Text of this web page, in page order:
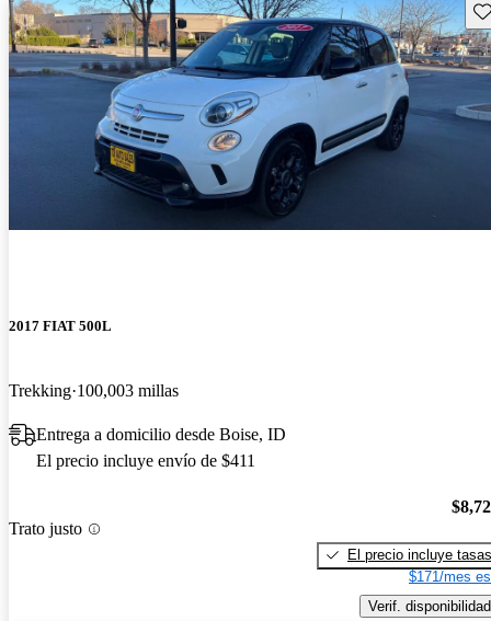
2017 FIAT 500L
Trekking 100,003 millas
Entrega a domicilio desde Boise, ID
El precio incluye envío de $411
Trato justo
El precio incluye tasas
$171/mes
Verif. disponibilidad